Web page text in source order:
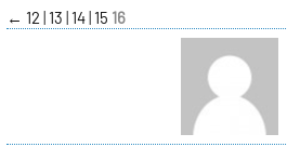
zum
Inhalt
← 12 13 14 15 16